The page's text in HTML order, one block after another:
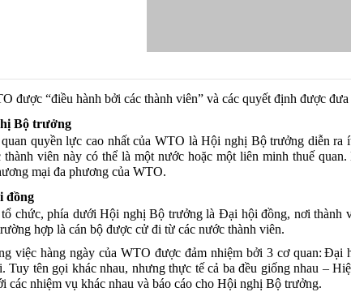
được“điều hành bởi các thành viên” và các quyết định được đưa
Bộ trưởng
quan quyền lực cao nhất của WTO là Hội nghị Bộ trưởng diễn ra
thành viên này có thể là một nước hoặc một liên minh thuế quan.
mại đa phương của WTO.
đồng
tổ chức,phía dưới Hội nghị Bộ trưởng là Đại hội đồng, nơi thành
hợp là cán bộ được cử đi từ các nước thành viên.
việc hàng ngày của WTO được đảm nhiệm bởi 3 cơ quan: Đại
. Tuy tên gọi khác nhau, nhưng thực tế cả ba đều giống nhau –
các nhiệm vụ khác nhau và báo cáo cho Hội nghị Bộ trưởng.